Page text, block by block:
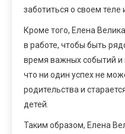
заботиться о своем теле
Кроме того, Елена
в работе, чтобы быть
время важных событий и
что ни один успех не
родительства и
детей.
Таким образом, Елена